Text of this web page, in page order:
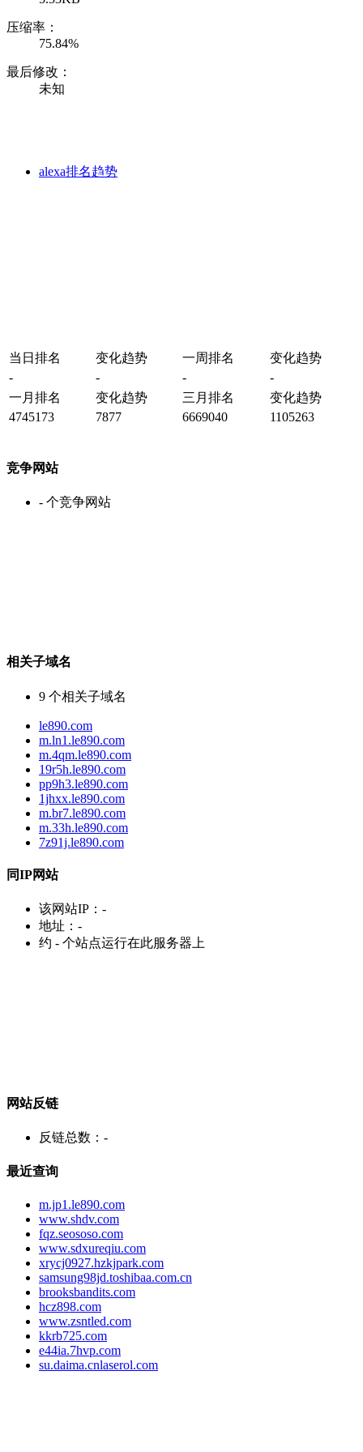
压缩率：
75.84%
最后修改：
未知
alexa排名趋势
当日排名 变化趋势 一周排名
变化趋势
-
- -
-
一月排名
变化趋势 三月排名
变化趋势
4745173
7877 6669040 1105263
竞争网站
- 个竞争网站
相关子域名
9 个相关子域名
le890.com
m.ln1.le890.com
m.4qm.le890.com
19r5h.le890.com
pp9h3.le890.com
1jhxx.le890.com
m.br7.le890.com
m.33h.le890.com
7z91j.le890.com
同IP网站
该网站IP： -
地址： -
约 - 个站点运行在此服务器上
网站反链
反链总数： -
最近查询
m.jp1.le890.com
www.shdv.com
fqz.seososo.com
www.sdxureqiu.com
xrycj0927.hzkjpark.com
samsung98jd.toshibaa.com.cn
brooksbandits.com
hcz898.com
www.zsntled.com
kkrb725.com
e44ia.7hvp.com
su.daima.cnlaserol.com